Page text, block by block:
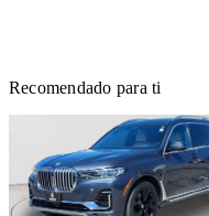
Recomendado para ti